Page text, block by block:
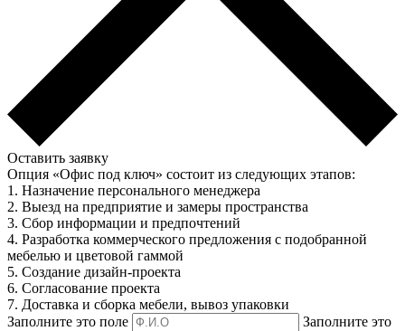
Оставить заявку
Опция «Офис под ключ» состоит из следующих этапов:
1. Назначение персонального менеджера
2. Выезд на предприятие и замеры пространства
3. Сбор информации и предпочтений
4. Разработка коммерческого предложения с подобранной
мебелью и цветовой гаммой
5. Создание дизайн-проекта
6. Согласование проекта
7. Доставка и сборка мебели, вывоз упаковки
Заполните это поле
Заполните это